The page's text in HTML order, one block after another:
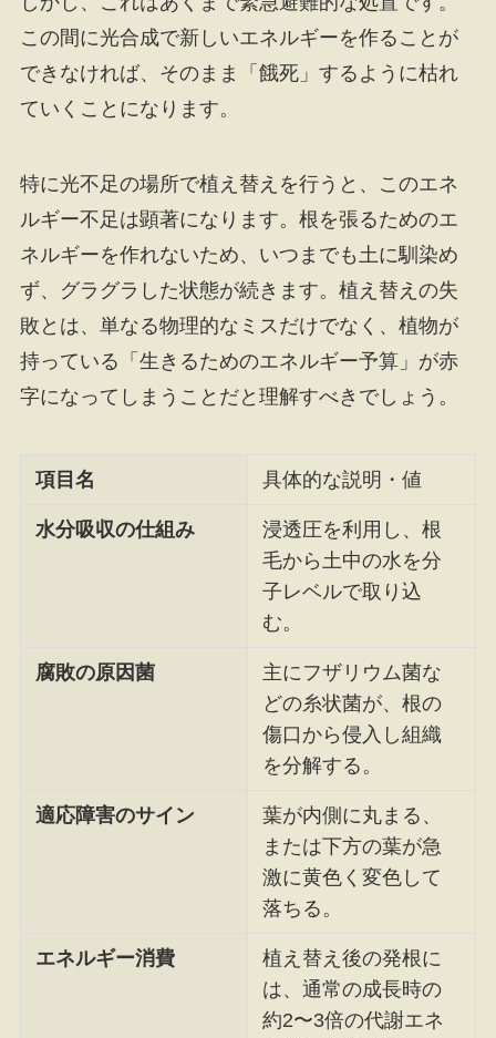
この間に光合成で新しいエネルギーを作ることが
できなければ、そのまま「餓死」するように枯れ
ていくことになります。
特に光不足の場所で植え替えを行うと、このエネ
ルギー不足は顕著になります。根を張るためのエ
ネルギーを作れないため、いつまでも土に馴染め
ず、グラグラした状態が続きます。植え替えの失
敗とは、単なる物理的なミスだけでなく、植物が
持っている「生きるためのエネルギー予算」が赤
字になってしまうことだと理解すべきでしょう。
項目名 具体的な説明・値
水分吸収の仕組み
浸透圧を利用し、根
毛から土中の水を分
子レベルで取り込
む。
腐敗の原因菌
主にフザリウム菌な
どの糸状菌が、根の
傷口から侵入し組織
を分解する。
適応障害のサイン
葉が内側に丸まる、
または下方の葉が急
激に黄色く変色して
落ちる。
エネルギー消費
植え替え後の発根に
は、通常の成長時の
約2〜3倍の代謝エネ